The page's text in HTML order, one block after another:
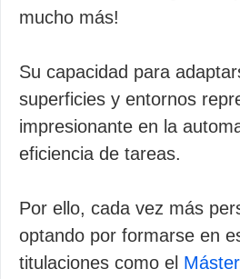
mucho más!
Su capacidad para
superficies y entornos
impresionante en la
eficiencia de tareas.
Por ello, cada vez más
optando por formarse en
titulaciones como el